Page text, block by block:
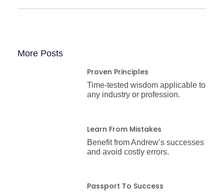
More Posts
Proven Principles
Time-tested wisdom applicable to
any industry or profession.
Learn From Mistakes
Benefit from Andrew’s successes
and avoid costly errors.
Passport To Success